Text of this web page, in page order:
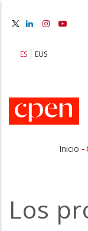
principal
ES EUS
de
Inicio -
Los